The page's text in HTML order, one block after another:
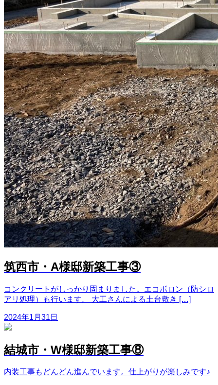
筑西市・A様邸新築工事③
コンクリートがしっかり固まりました。エコボロン（防シロ
アリ処理）も行います。 大工さんによる土台敷き […]
2024年1月31日
結城市・W様邸新築工事⑧
内装工事もどんどん進んでいます。仕上がりが楽しみです♪